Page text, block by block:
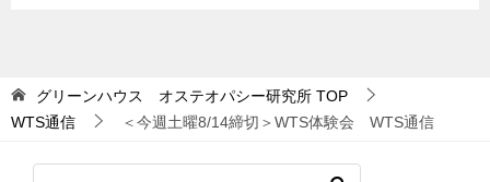
グリーンハウス オステオパシー研究所 TOP
WTS通信
＜今週土曜8/14締切＞WTS体験会 WTS通信